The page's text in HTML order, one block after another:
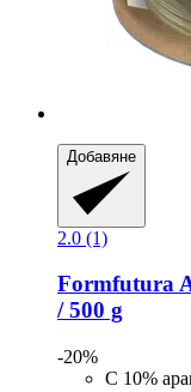
Добавяне
2.0 (1)
Formfutura
/ 500 g
-20%
С 10%